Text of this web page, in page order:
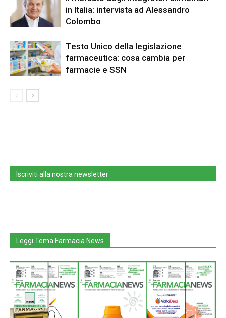
in Italia: intervista ad Alessandro
Colombo
Testo Unico della legislazione
farmaceutica: cosa cambia per
farmacie e SSN
Iscriviti alla nostra newsletter
Leggi Tema Farmacia News